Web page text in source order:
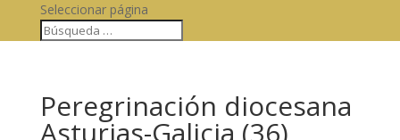
Seleccionar página
Peregrinación diocesana
Asturias-Galicia (36)